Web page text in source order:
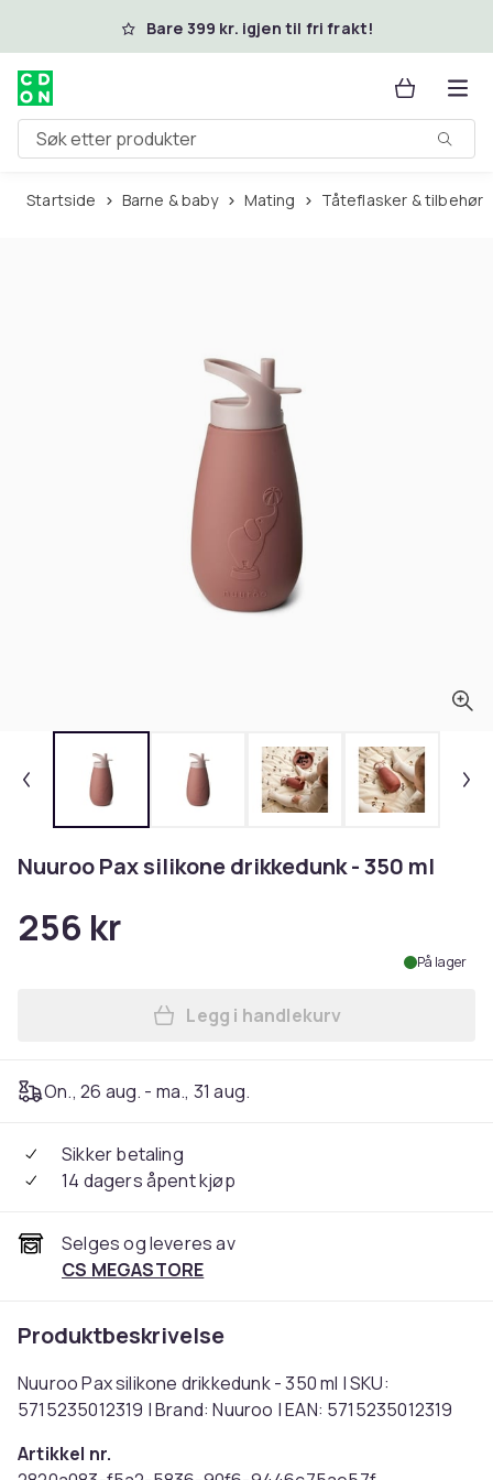
Hopp til hovedinnholdBare 399 kr. igjen til fri frakt!
Søk etter produkter
Startside Barne & baby Mating Tåteflasker & tilbehør
Nuuroo Pax silikone drikkedunk - 350 ml
256 kr
På lager
Legg Nuuroo Pax silikone
Legg i handlekurv
On., 26 aug. - ma., 31 aug.
Sikker betaling
14 dagers åpent kjøp
Selges og leveres av
CS MEGASTORE
Produktbeskrivelse
Nuuroo Pax silikone drikkedunk - 350 ml | SKU:
5715235012319 | Brand: Nuuroo | EAN: 5715235012319
Artikkel nr.